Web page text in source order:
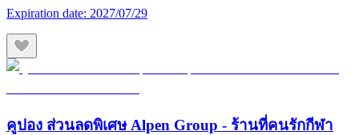
Expiration date: 2027/07/29
คูปอง ส่วนลดพิเศษ Alpen Group - ร้านที่คนรักกีฬา